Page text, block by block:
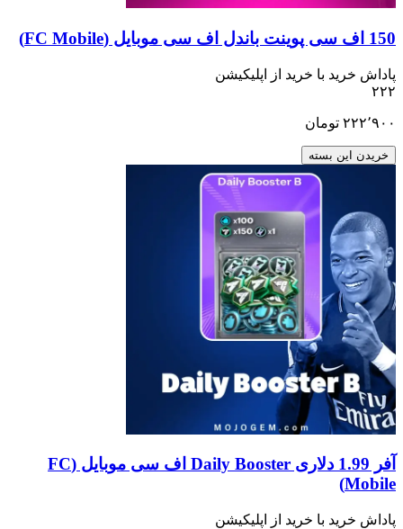
150 اف سی پوینت باندل اف سی موبایل (FC Mobile)
پاداش خرید با خرید از اپلیکیشن
۲۲۲
۲۲۲٬۹۰۰ تومان
خریدن این بسته
آفر 1.99 دلاری Daily Booster اف سی موبایل (FC
Mobile)
پاداش خرید با خرید از اپلیکیشن